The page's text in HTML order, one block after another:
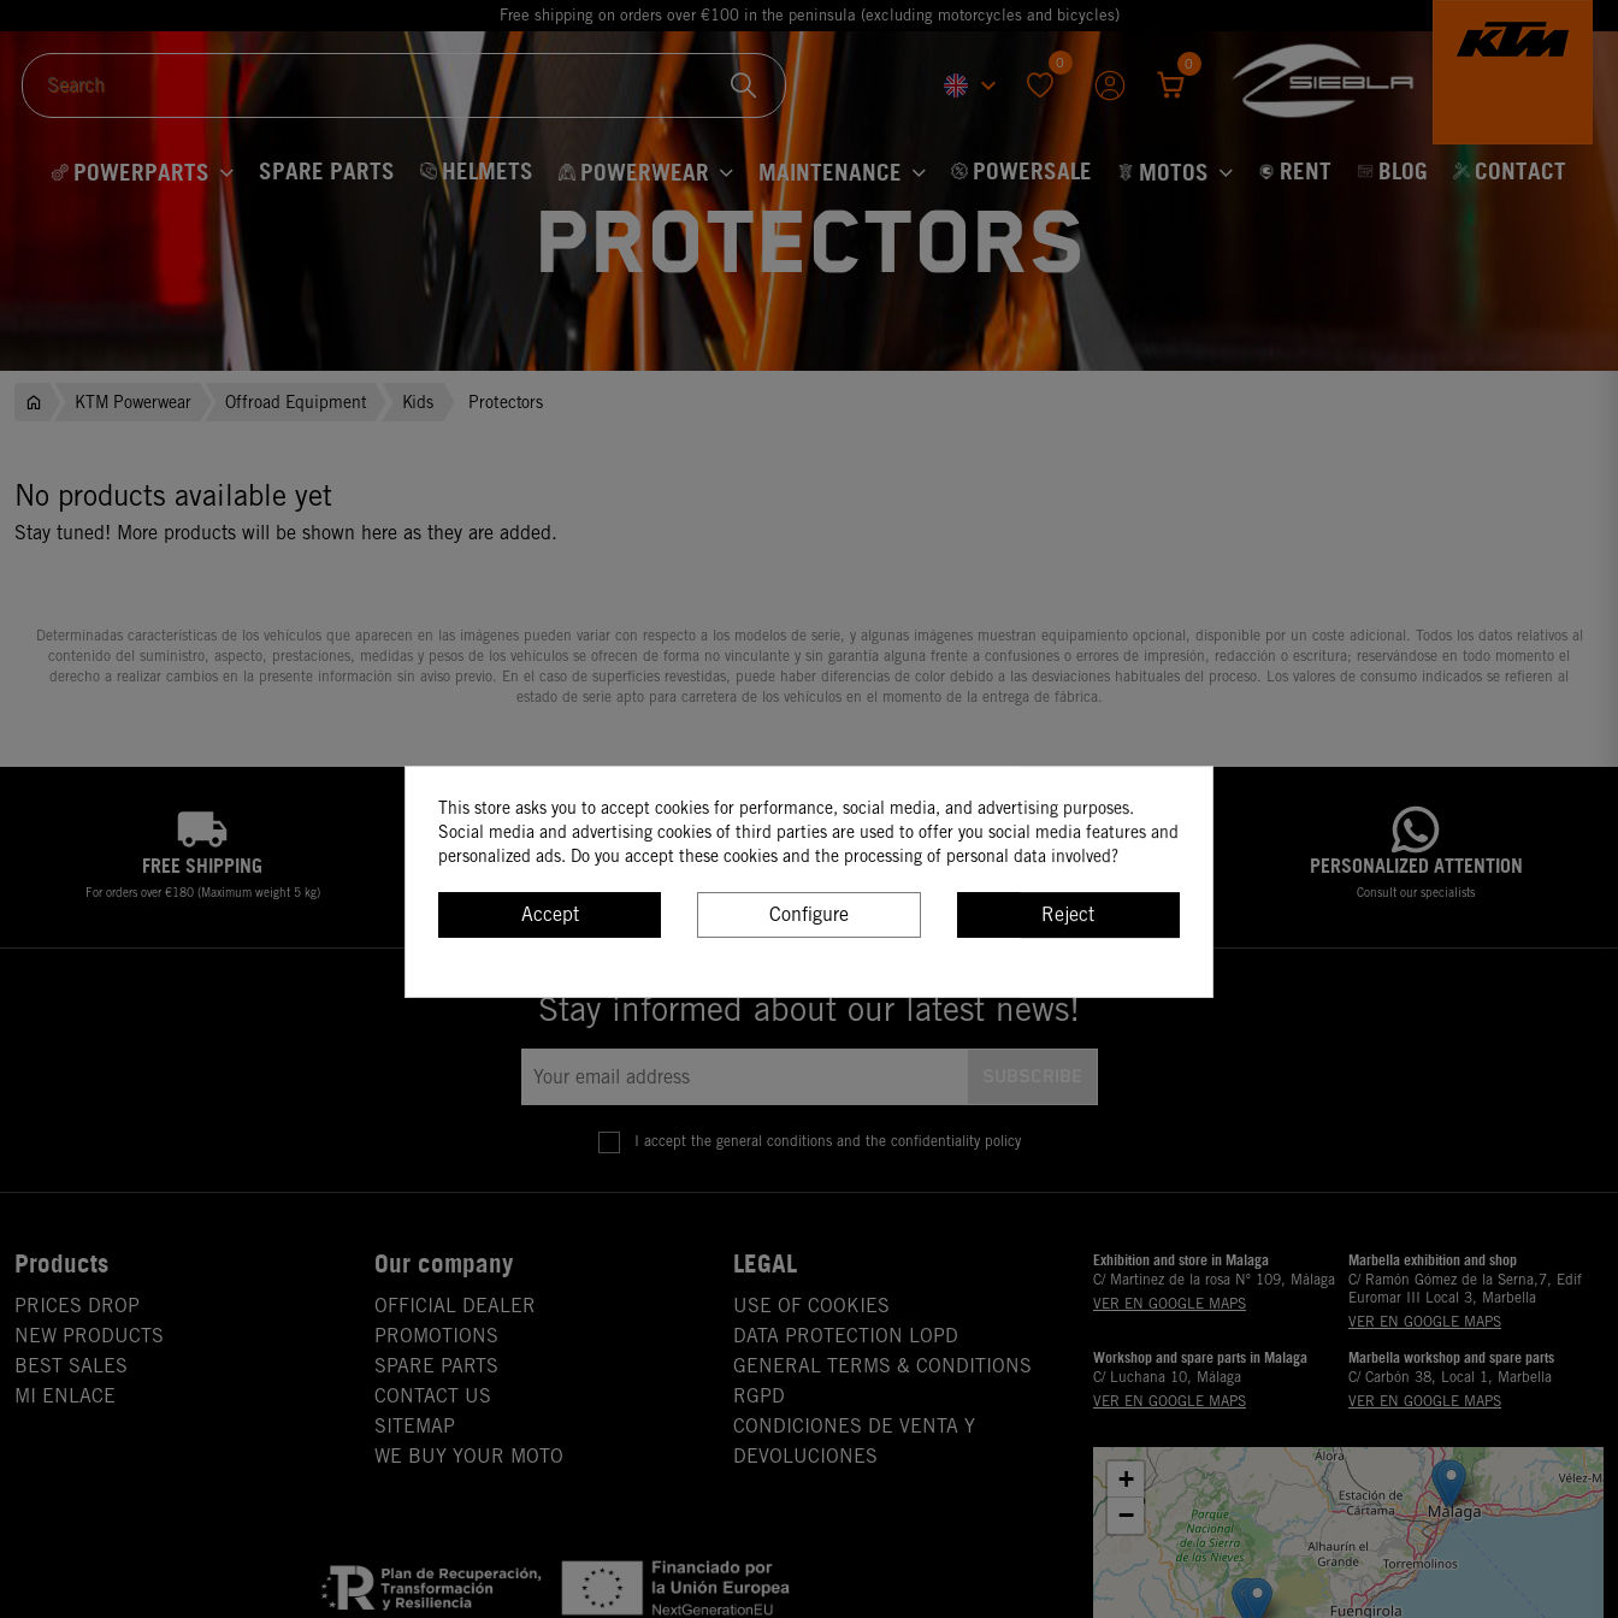
Free shipping on orders over €100 in the peninsula (excluding motorcycles and bicycles)
keyboard_arrow_down
0 0
POWERPARTS SPARE PARTS HELMETS POWERWEAR MAINTENANCE POWERSALE MOTOS RENT BLOG CONTACT
Protectors
KTM Powerwear Offroad Equipment Kids Protectors
No products available yet
Stay tuned! More products will be shown here as they are added.
Determinadas características de los vehículos que aparecen en las imágenes pueden variar con respecto a los modelos de serie, y algunas imágenes muestran equipamiento opcional, disponible por un coste adicional. Todos los datos relativos al
contenido del suministro, aspecto, prestaciones, medidas y pesos de los vehículos se ofrecen de forma no vinculante y sin garantía alguna frente a confusiones o errores de impresión, redacción o escritura; reservándose en todo momento el
derecho a realizar cambios en la presente información sin aviso previo. En el caso de superficies revestidas, puede haber diferencias de color debido a las desviaciones habituales del proceso. Los valores de consumo indicados se refieren al
estado de serie apto para carretera de los vehículos en el momento de la entrega de fábrica.
FREE SHIPPING
For orders over €180 (Maximum weight 5 kg)
RETURN POLICY LATEST NEWS
Check out our store for the latest products
PERSONALIZED ATTENTION
Consult our specialists
Stay informed about our latest news!
I accept the general conditions and the confidentiality policy
Products
PRICES DROP
NEW PRODUCTS
BEST SALES
MI ENLACE
Our company
OFFICIAL DEALER
PROMOTIONS
SPARE PARTS
CONTACT US
SITEMAP
WE BUY YOUR MOTO
LEGAL
USE OF COOKIES
DATA PROTECTION LOPD
GENERAL TERMS & CONDITIONS
RGPD
CONDICIONES DE VENTA Y
DEVOLUCIONES
Exhibition and store in Malaga
C/ Martinez de la rosa Nº 109, Málaga
VER EN GOOGLE MAPS
Marbella exhibition and shop
C/ Ramón Gómez de la Serna,7, Edif
Euromar III Local 3, Marbella
VER EN GOOGLE MAPS
Workshop and spare parts in Malaga
C/ Luchana 10, Málaga
VER EN GOOGLE MAPS
Marbella workshop and spare parts
C/ Carbón 38, Local 1, Marbella
VER EN GOOGLE MAPS
+
−
This store asks you to accept cookies for performance, social media, and advertising purposes.
Social media and advertising cookies of third parties are used to offer you social media features and
personalized ads. Do you accept these cookies and the processing of personal data involved?
Accept Configure Reject